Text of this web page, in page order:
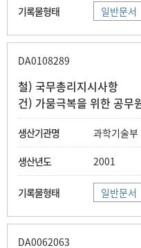
일반문서
DA0108289
철) 국무총리지시사항
건) 가뭄극복을 위한 공무
과학기술
2001
일반문서
DA0062063